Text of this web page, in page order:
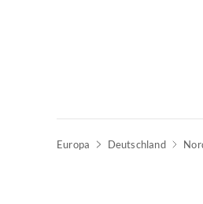
Europa Deutschland